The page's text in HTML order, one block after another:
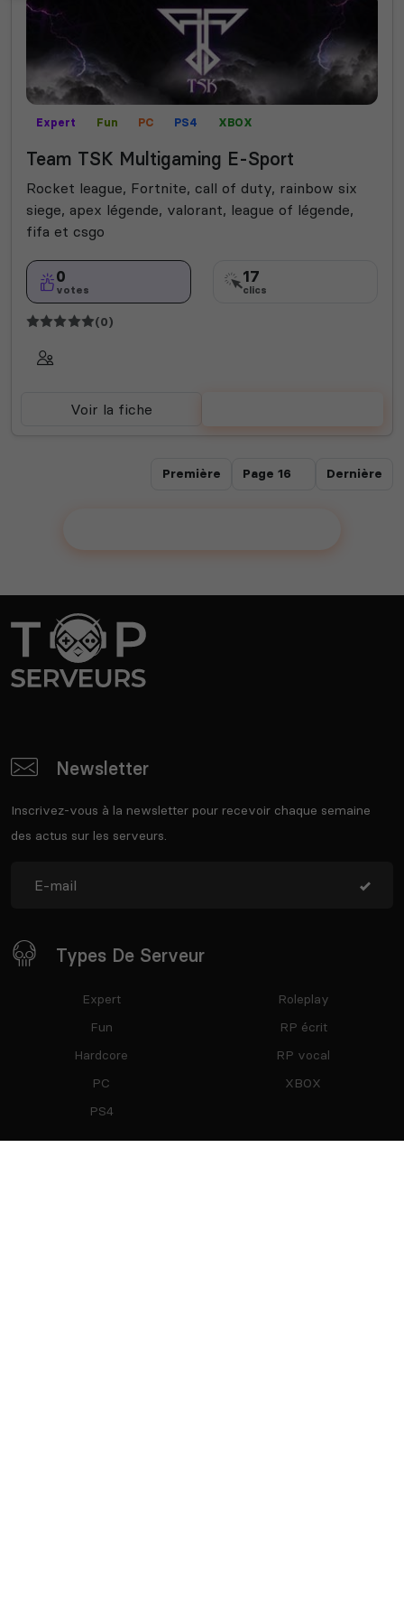
Expert Fun PC PS4 XBOX
Team TSK Multigaming E-Sport
Rocket league, Fortnite, call of duty, rainbow six
siege, apex légende, valorant, league of légende,
fifa et csgo
0
votes
17
clics
(0)
Voir la fiche
Première Dernière
Newsletter
Inscrivez-vous à la newsletter pour recevoir chaque semaine
des actus sur les serveurs.
Types De Serveur
Expert
Fun
Hardcore
PC
PS4
Roleplay
RP écrit
RP vocal
XBOX